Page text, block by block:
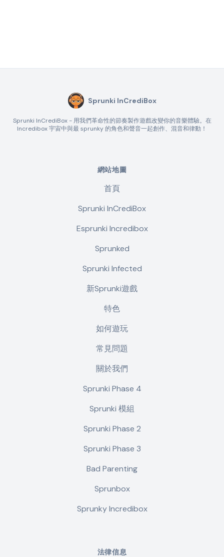
Sprunki InCrediBox
Sprunki InCrediBox - 用我們革命性的節奏製作遊戲改變你的音樂體驗。在
Incredibox 宇宙中與最 sprunky 的角色和聲音一起創作、混音和律動！
網站地圖
首頁
Sprunki InCrediBox
Esprunki Incredibox
Sprunked
Sprunki Infected
新Sprunki遊戲
特色
如何遊玩
常見問題
關於我們
Sprunki Phase 4
Sprunki 模組
Sprunki Phase 2
Sprunki Phase 3
Bad Parenting
Sprunbox
Sprunky Incredibox
法律信息